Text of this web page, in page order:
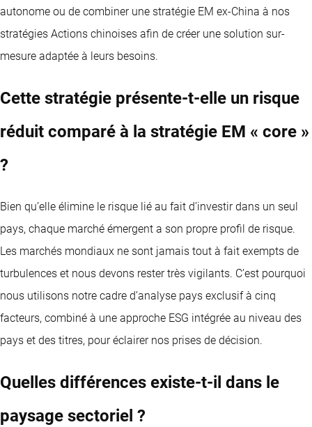
autonome ou de combiner une stratégie EM ex-China à nos
stratégies Actions chinoises afin de créer une solution sur-
mesure adaptée à leurs besoins.
Cette stratégie présente-t-elle un risque
réduit comparé à la stratégie EM « core »
?
Bien qu’elle élimine le risque lié au fait d’investir dans un seul
pays, chaque marché émergent a son propre profil de risque.
Les marchés mondiaux ne sont jamais tout à fait exempts de
turbulences et nous devons rester très vigilants. C’est pourquoi
nous utilisons notre cadre d’analyse pays exclusif à cinq
facteurs, combiné à une approche ESG intégrée au niveau des
pays et des titres, pour éclairer nos prises de décision.
Quelles différences existe-t-il dans le
paysage sectoriel ?